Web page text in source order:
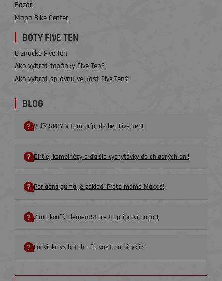
Bazár
Mapa Bike Center
BOTY FIVE TEN
O značke Five Ten
Ako vybrať topánky Five Ten?
Ako vybrať správnu veľkosť Five Ten?
BLOG
Volíš SPD? V tom prípade ber Five Ten!
Dirtlej kombinézy a ďalšie vychytávky do chladných dní!
Poriadna guma je základ! Preto máme Maxxis!
Zima končí. ElementStore ťa pripraví na jar!
Ľadvinka vs batoh - čo voziť na bicykli?